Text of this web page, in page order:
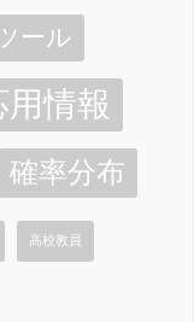
ール
用情報
確率分布
高校教員